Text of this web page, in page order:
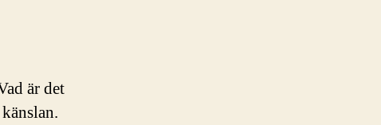
är det